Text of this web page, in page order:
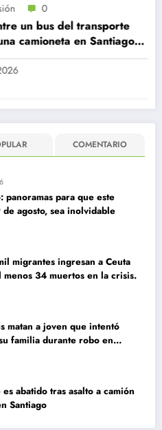
del transporte
en Santiago
COMENTARIO
panoramas para que este
agosto, sea inolvidable
migrantes ingresan a Ceuta
menos 34 muertos en la crisis.
matan a joven que intentó
familia durante robo en
abatido tras asalto a camión
Santiago